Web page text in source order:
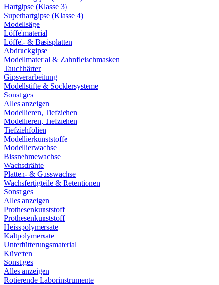
Hartgipse (Klasse 3)
Superhartgipse (Klasse 4)
Modellsäge
Löffelmaterial
Löffel- & Basisplatten
Abdruckgipse
Modellmaterial & Zahnfleischmasken
Tauchhärter
Gipsverarbeitung
Modellstifte & Socklersysteme
Sonstiges
Alles anzeigen
Modellieren, Tiefziehen
Modellieren, Tiefziehen
Tiefziehfolien
Modellierkunststoffe
Modellierwachse
Bissnehmewachse
Wachsdrähte
Platten- & Gusswachse
Wachsfertigteile & Retentionen
Sonstiges
Alles anzeigen
Prothesenkunststoff
Prothesenkunststoff
Heisspolymersate
Kaltpolymersate
Unterfütterungsmaterial
Küvetten
Sonstiges
Alles anzeigen
Rotierende Laborinstrumente